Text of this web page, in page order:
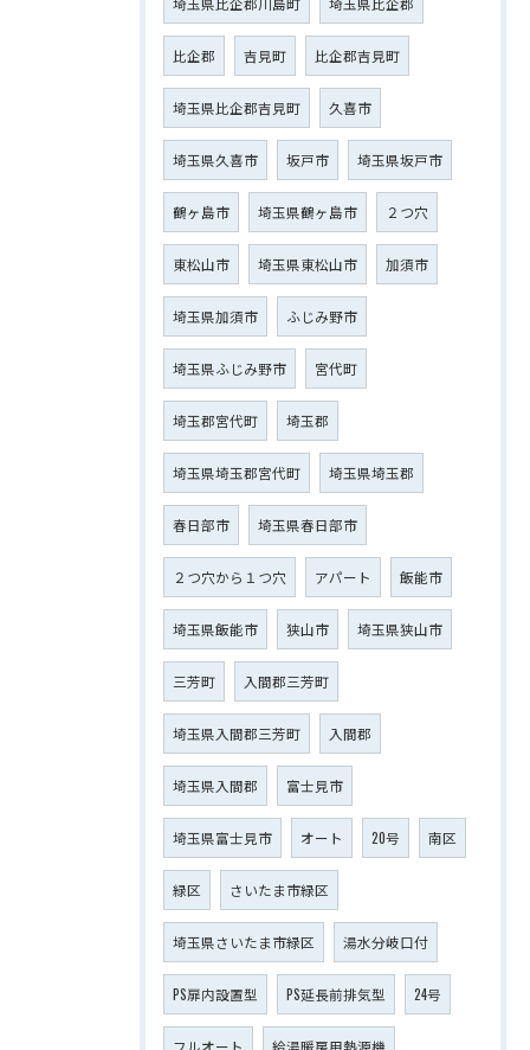
比企郡 吉見町 比企郡吉見町
埼玉県比企郡吉見町 久喜市
埼玉県久喜市 坂戸市 埼玉県坂戸市
鶴ヶ島市 埼玉県鶴ヶ島市 ２つ穴
東松山市 埼玉県東松山市 加須市
埼玉県加須市 ふじみ野市
埼玉県ふじみ野市 宮代町
埼玉郡宮代町 埼玉郡
埼玉県埼玉郡宮代町 埼玉県埼玉郡
春日部市 埼玉県春日部市
２つ穴から１つ穴 アパート 飯能市
埼玉県飯能市 狭山市 埼玉県狭山市
三芳町 入間郡三芳町
埼玉県入間郡三芳町 入間郡
埼玉県入間郡 富士見市
埼玉県富士見市 オート 20号 南区
緑区 さいたま市緑区
埼玉県さいたま市緑区 湯水分岐口付
PS扉内設置型 PS延長前排気型 24号
フルオート 給湯暖房用熱源機